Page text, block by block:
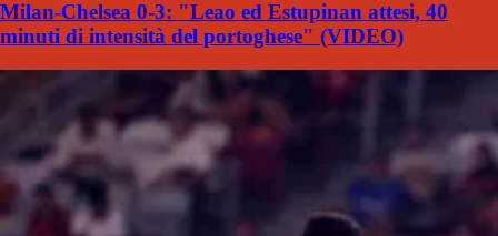
Milan-Chelsea 0-3: "Leao ed Estupinan attesi, 40
minuti di intensità del portoghese" (VIDEO)